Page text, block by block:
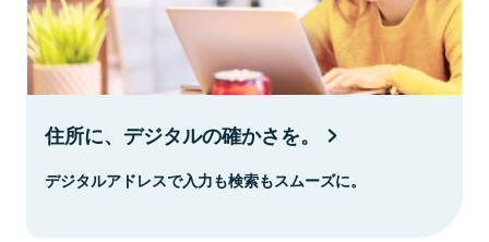
住所に、デジタルの確かさを。
デジタルアドレスで入力も検索もスムーズに。